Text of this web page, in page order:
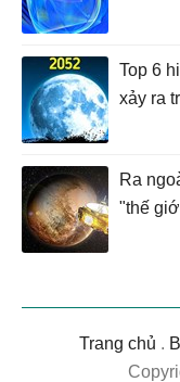
Top 6
xảy ra
Ra
"thế
Trang chủ .